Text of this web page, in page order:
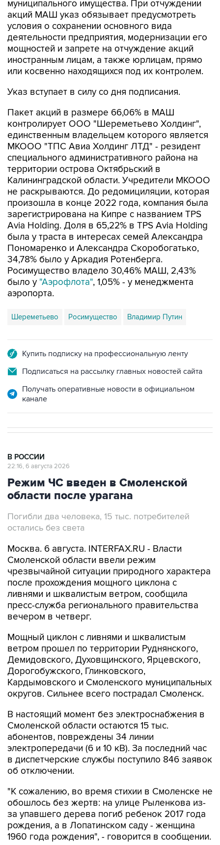
муниципального имущества. При отчуждении
акций МАШ указ обязывает предусмотреть
условия о сохранении основного вида
деятельности предприятия, модернизации его
мощностей и запрете на отчуждение акций
иностранным лицам, а также юрлицам, прямо
или косвенно находящихся под их контролем.
Указ вступает в силу со дня подписания.
Пакет акций в размере 66,06% в МАШ
контролирует ООО "Шереметьево Холдинг",
единственным владельцем которого является
МКООО "ТПС Авиа Холдинг ЛТД" - резидент
специального административного района на
территории острова Октябрьский в
Калининградской области. Учредители МКООО
не раскрываются. До редомициляции, которая
произошла в конце 2022 года, компания была
зарегистрирована на Кипре с названием TPS
Avia Holding. Доля в 65,22% в TPS Avia Holding
была у траста в интересах семей Александра
Пономаренко и Александра Скоробогатько,
34,78% было у Аркадия Ротенберга.
Росимущество владело 30,46% МАШ, 2,43%
было у "Аэрофлота", 1,05% - у менеджмента
аэропорта.
Шереметьево Росимущество Владимир Путин
Купить подписку на профессиональную ленту
Подписаться на рассылку главных новостей сайта
Получать оперативные новости в официальном
канале
В РОССИИ
22:16, 6 августа 2026
Режим ЧС введен в Смоленской
области после урагана
Погибли два человека, 15 тыс. потребителей
остались без света
Москва. 6 августа. INTERFAX.RU - Власти
Смоленской области ввели режим
чрезвычайной ситуации природного характера
после прохождения мощного циклона с
ливнями и шквалистым ветром, сообщила
пресс-служба регионального правительства
вечером в четверг.
Мощный циклон с ливнями и шквалистым
ветром прошел по территории Руднянского,
Демидовского, Духовщинского, Ярцевского,
Дорогобужского, Глинковского,
Кардымовского и Смоленского муниципальных
округов. Сильнее всего пострадал Смоленск.
В настоящий момент без электроснабжения в
Смоленской области остаются 15 тыс.
абонентов, повреждены 34 линии
электропередачи (6 и 10 кВ). За последний час
в диспетчерские службы поступило 846 заявок
об отключении.
"К сожалению, во время стихии в Смоленске не
обошлось без жертв: на улице Рыленкова из-
за упавшего дерева погиб ребенок 2017 года
рождения, а в Лопатинском саду - женщина
1960 года рождения", - говорится в сообщении.